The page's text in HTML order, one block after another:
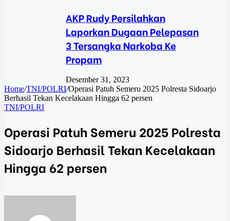
AKP Rudy Persilahkan
Laporkan Dugaan Pelepasan
3 Tersangka Narkoba Ke
Propam
Desember 31, 2023
Home/TNI/POLRI/Operasi Patuh Semeru 2025 Polresta Sidoarjo
Berhasil Tekan Kecelakaan Hingga 62 persen
TNI/POLRI
Operasi Patuh Semeru 2025 Polresta
Sidoarjo Berhasil Tekan Kecelakaan
Hingga 62 persen